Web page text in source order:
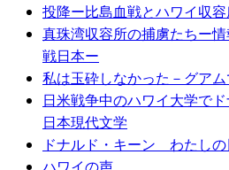
投降ー比島血戦とハワイ収
真珠湾収容所の捕虜たちー
戦日本ー
私は玉砕しなかった－グア
日米戦争中のハワイ大学で
日本現代文学
ドナルド・キーン わたし
ハワイの声